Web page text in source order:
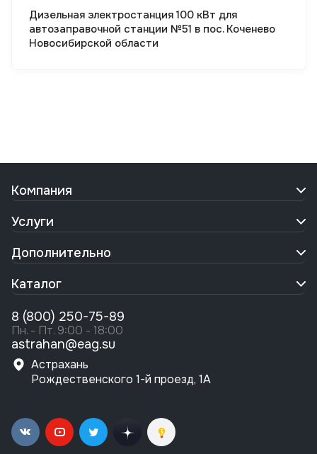
Дизельная электростанция 100 кВт для
автозаправочной станции №51 в пос. Коченево
Новосибирской области
Компания
Услуги
Дополнительно
Каталог
8 (800) 250-75-89
Пн. - Пт. 9:00 - 18:00
astrahan@eag.su
Астрахань
Рождественского 1-й проезд, 1А